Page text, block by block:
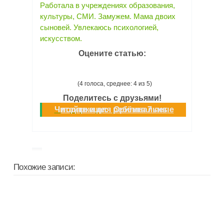
Работала в учреждениях образования,
культуры, СМИ. Замужем. Мама двоих
сыновей. Увлекаюсь психологией,
искусством.
Оцените статью:
(4 голоса, среднее: 4 из 5)
Поделитесь с друзьями!
Читайте еще:
Оригинальные подарки для ребёнка 7 лет
Похожие записи: